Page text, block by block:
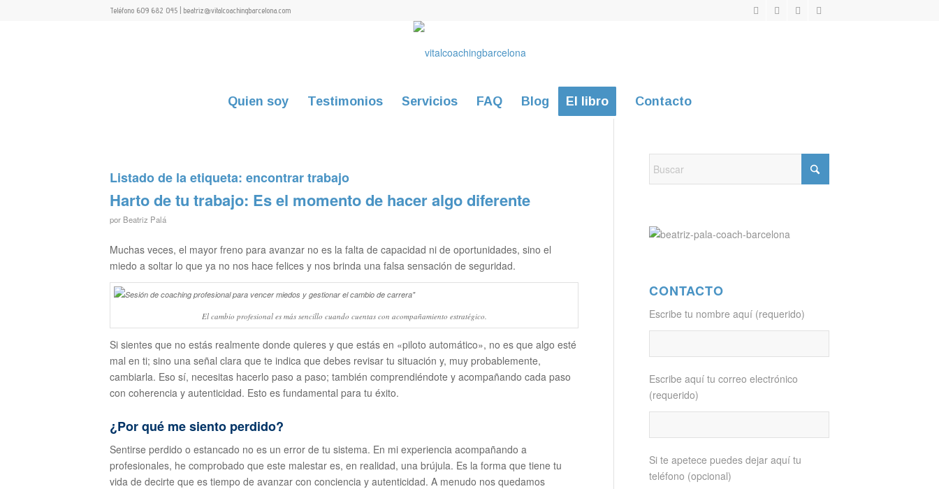
Teléfono 609 682 045 | beatriz@vitalcoachingbarcelona.com
Quien soy Testimonios Servicios FAQ Blog El libro Contacto
Listado de la etiqueta: encontrar trabajo
Harto de tu trabajo: Es el momento de hacer algo diferente
por Beatriz Palá
Muchas veces, el mayor freno para avanzar no es la falta de capacidad ni de oportunidades, sino el
miedo a soltar lo que ya no nos hace felices y nos brinda una falsa sensación de seguridad.
El cambio profesional es más sencillo cuando cuentas con acompañamiento estratégico.
Si sientes que no estás realmente donde quieres y que estás en «piloto automático», no es que algo esté
mal en ti; sino una señal clara que te indica que debes revisar tu situación y, muy probablemente,
cambiarla. Eso sí, necesitas hacerlo paso a paso; también comprendiéndote y acompañando cada paso
con coherencia y autenticidad. Esto es fundamental para tu éxito.
¿Por qué me siento perdido?
Sentirse perdido o estancado no es un error de tu sistema. En mi experiencia acompañando a
profesionales, he comprobado que este malestar es, en realidad, una brújula. Es la forma que tiene tu
vida de decirte que es tiempo de avanzar con conciencia y autenticidad. A menudo nos quedamos
CONTACTO
Escribe tu nombre aquí (requerido)
Escribe aquí tu correo electrónico
(requerido)
Si te apetece puedes dejar aquí tu
teléfono (opcional)